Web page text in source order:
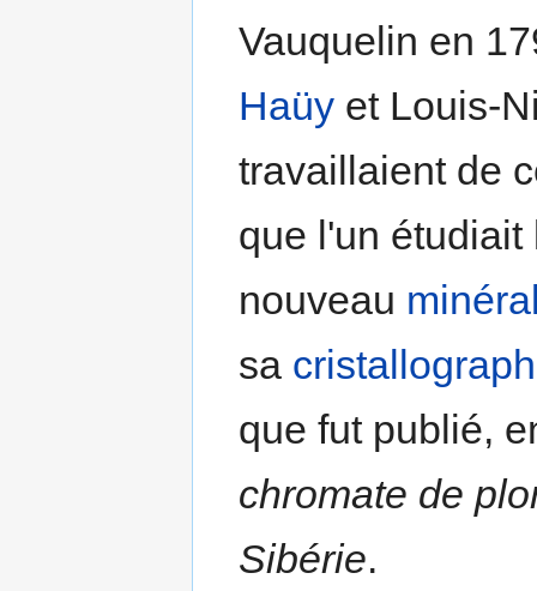
Vauquelin en
Haüy et Louis-
travaillaient de
que l'un
nouveau
sa
que fut publié,
chromate de
Sibérie.